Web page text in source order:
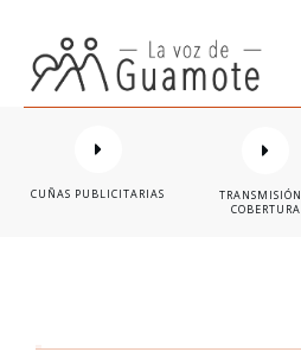
CUÑAS PUBLICITARIAS
COBERTURA